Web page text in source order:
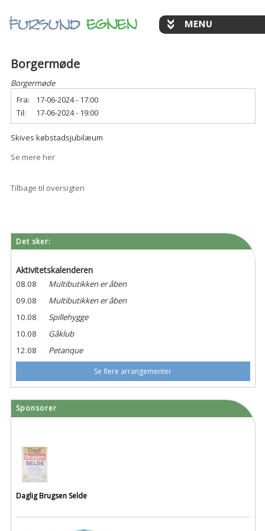
Borgermøde
Borgermøde
Fra:
17-06-2024 - 17:00
Til:
17-06-2024 - 19:00
Skives købstadsjubilæum
Se mere her
Tilbage til oversigten
Det sker:
Aktivitetskalenderen
08.08
Multibutikken er åben
09.08
Multibutikken er åben
10.08
Spillehygge
10.08
Gåklub
12.08
Petanque
Se flere arrangementer
Sponsorer
Daglig Brugsen Selde